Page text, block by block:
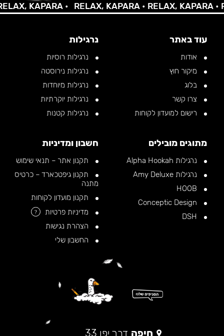
KAPARA • RELAX, KAPARA •RELAX, KAPARA •
עוד באתר
אודות
מיקור חוץ
בלוג
צרו קשר
רישום למועדון לקוחות
נרגילות
נרגילות רוסיות
נרגילות נירוסטה
נרגילות מיוחדות
נרגילות יוקרתיות
נרגילות קטנות
מתוגים מובילים
נרגילות Alpha Hookah
נרגילות Amy Deluxe
חשבון ומדיניות
תקנון אתר – תנאי שימוש
תקנון גיפטכארד – כרטיס
מתנה
תקנון מועדון לקוחות
מדיניות פרטיות
?
הצהרת נגישות
החשבון שלי
חיפה דרך יפו 33